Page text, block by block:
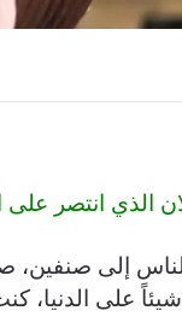
الذي انتصر
إلى صنفين،
على الدنيا،